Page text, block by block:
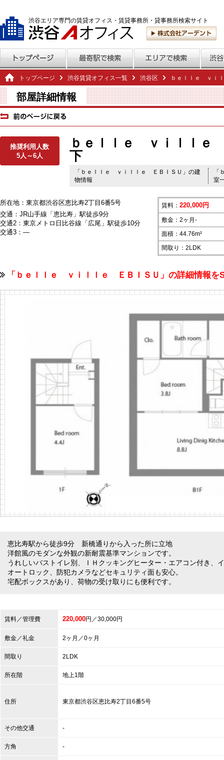
渋谷エリア専門の賃貸オフィス・賃貸事務所・貸事務所検索サイト
トップページ 渋谷賃貸オフィス一覧 渋谷区 ｂｅｌｌｅ ｖｉ
部屋詳細情報
推奨利用人数
5人～6人
ｂｅｌｌｅ ｖｉｌｌｅ
下
「ｂｅｌｌｅ ｖｉｌｌｅ ＥＢＩＳＵ」の建
物情報
室
所在地：東京都渋谷区恵比寿2丁目6番5号
交通：JR山手線「恵比寿」駅徒歩9分
交通2：東京メトロ日比谷線「広尾」駅徒歩10分
交通3：―
賃料： 220,000円
敷金：2ヶ月-
面積：44.76m²
間取り：2LDK
「ｂｅｌｌｅ ｖｉｌｌｅ ＥＢＩＳＵ」の詳細情報
恵比寿駅から徒歩9分 新橋通りから入った所に立地
洋館風のモダンな外観の新耐震基準マンションです。
うれしいバストイレ別、ＩＨクッキングヒーター・エアコン付き、
オートロック、防犯カメラなどセキュリティ面も安心。
宅配ボックスがあり、荷物の受け取りにも便利です。
賃料／管理費 220,000円／30,000円
敷金／礼金 2ヶ月／0ヶ月
間取り 2LDK
所在階 地上1階
住所 東京都渋谷区恵比寿2丁目6番5号
その他交通 -
方角 -